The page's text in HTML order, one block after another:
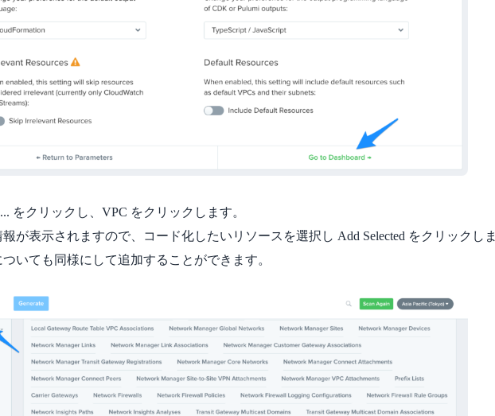
をクリックし、VPC をクリックします。
が表示されますので、コード化したいリソースを選択し Add Selected をクリックしま
いても同様にして追加することができます。